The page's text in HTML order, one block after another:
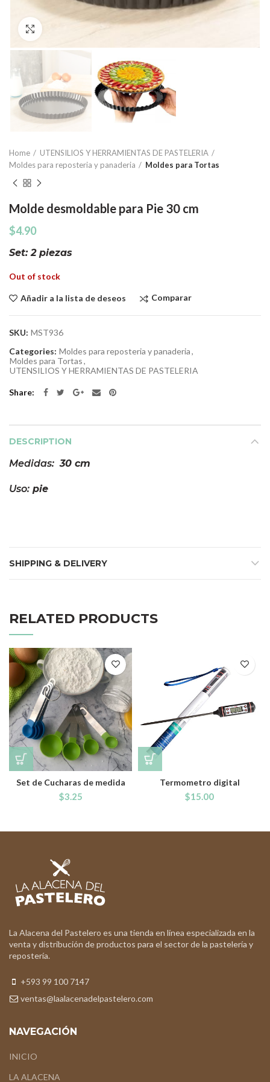
Home
UTENSILIOS Y HERRAMIENTAS DE PASTELERIA
Moldes para reposteria y panaderia
Moldes para Tortas
Molde desmoldable para Pie 30 cm
$4.90
Set: 2 piezas
Out of stock
Añadir a la lista de deseos Comparar
SKU: MST936
Categories: Moldes para reposteria y panaderia,
Moldes para Tortas,
UTENSILIOS Y HERRAMIENTAS DE PASTELERIA
Share
DESCRIPTION
Medidas: 30 cm
Uso: pie
SHIPPING & DELIVERY
RELATED PRODUCTS
Set de Cucharas de medida
$3.25
Termometro digital
$15.00
La Alacena del Pastelero es una tienda en línea especializada en la
venta y distribución de productos para el sector de la pastelería y
repostería.
+593 99 100 7147
ventas@laalacenadelpastelero.com
NAVEGACIÓN
INICIO
LA ALACENA